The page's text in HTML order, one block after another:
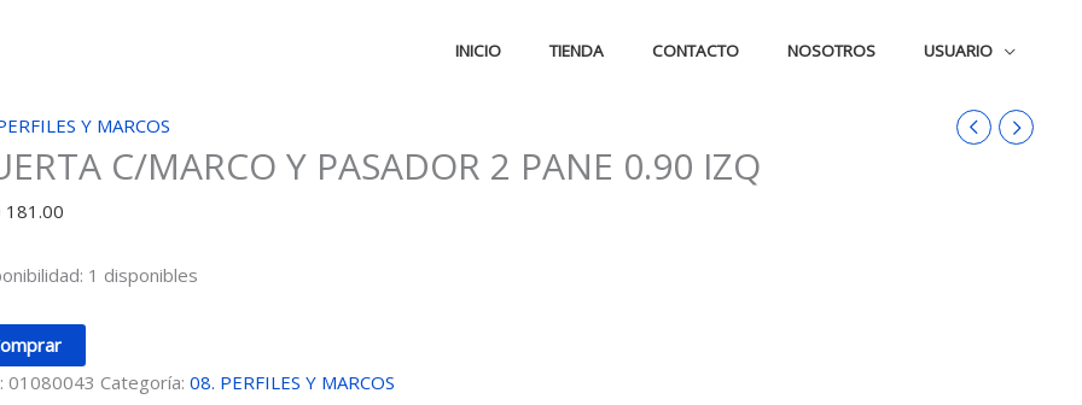
INICIO TIENDA CONTACTO NOSOTROS USUARIO
Y MARCOS
C/MARCO Y PASADOR 2 PANE 0.90 IZQ
181.00
1 disponibles
01080043 Categoría:08. PERFILES Y MARCOS